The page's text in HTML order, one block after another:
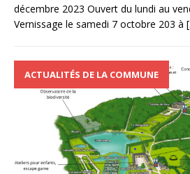
décembre 2023 Ouvert du lundi au
Vernissage le samedi 7 octobre 203 à
ACTUALITÉS DE LA COMMUNE